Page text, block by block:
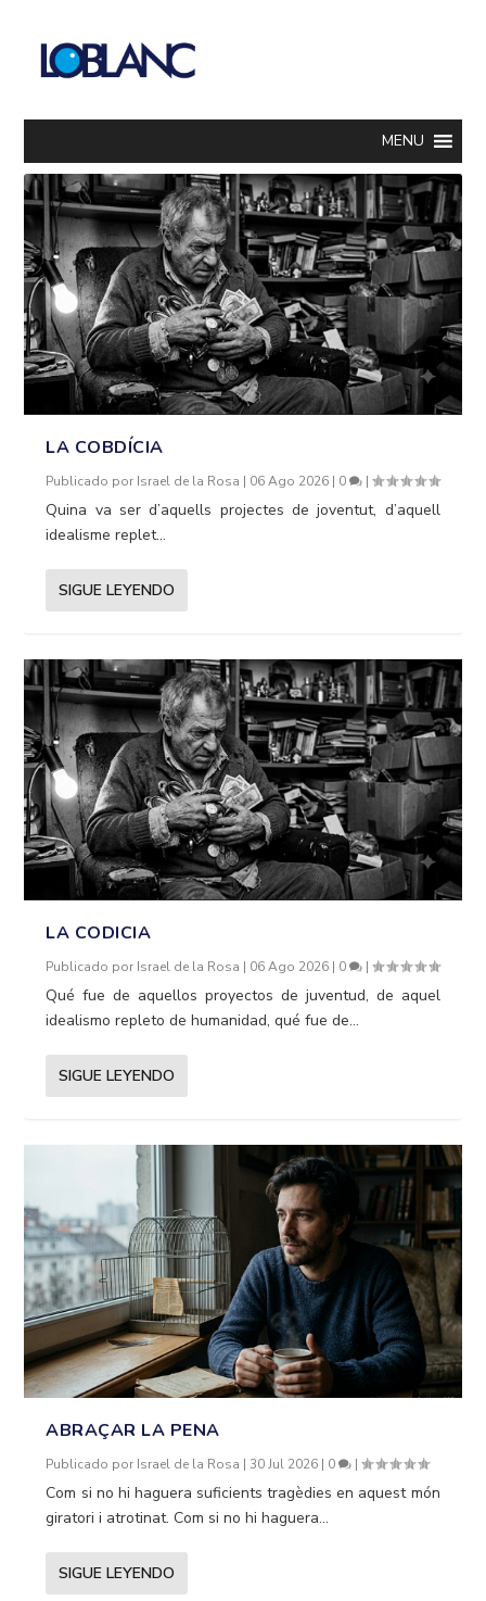
MENU
LA COBDÍCIA
Publicado por Israel de la Rosa | 06 Ago 2026 | 0 |
Quina va ser d’aquells projectes de joventut, d’aquell
idealisme replet...
SIGUE LEYENDO
LA CODICIA
Publicado por Israel de la Rosa | 06 Ago 2026 | 0 |
Qué fue de aquellos proyectos de juventud, de aquel
idealismo repleto de humanidad, qué fue de...
SIGUE LEYENDO
ABRAÇAR LA PENA
Publicado por Israel de la Rosa |30 Jul 2026 | 0 |
Com si no hi haguera suficients tragèdies en aquest món
giratori i atrotinat. Com si no hi haguera...
SIGUE LEYENDO